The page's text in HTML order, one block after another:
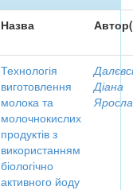
Назва
Технологія
виготовлення
молока та
молочнокислих
продуктів з
використанням
біологічно
активного йоду
Діана